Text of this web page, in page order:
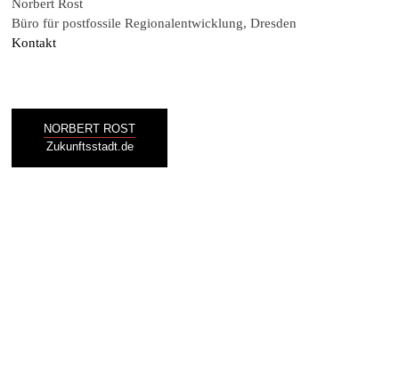
Norbert Rost
Büro für postfossile Regionalentwicklung, Dresden
Kontakt
NORBERT ROST
Zukunftsstadt.de